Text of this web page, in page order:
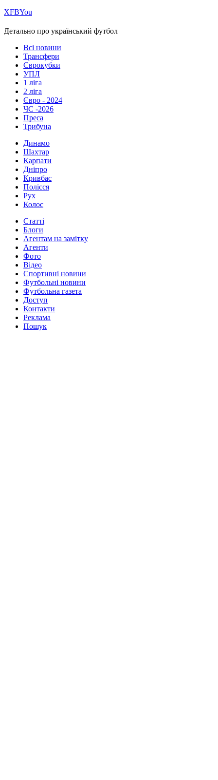
ХFBYou
Детально про український футбол
Всі новини
Трансфери
Єврокубки
УПЛ
1 ліга
2 ліга
Євро - 2024
ЧС -2026
Преса
Трибуна
Динамо
Шахтар
Карпати
Дніпро
Кривбас
Полісся
Рух
Колос
Статті
Блоги
Агентам на замітку
Агенти
Фото
Відео
Спортивні новини
Футбольні новини
Футбольна газета
Доступ
Контакти
Реклама
Пошук